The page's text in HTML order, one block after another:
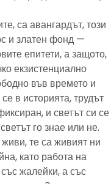
са авангардът, този
и златен фонд —
епитети, а защото,
екзистенциално
във времето и
в историята, трудът
и светът си се
го знае или не.
те са живият ни
като работа на
жалейки, а със